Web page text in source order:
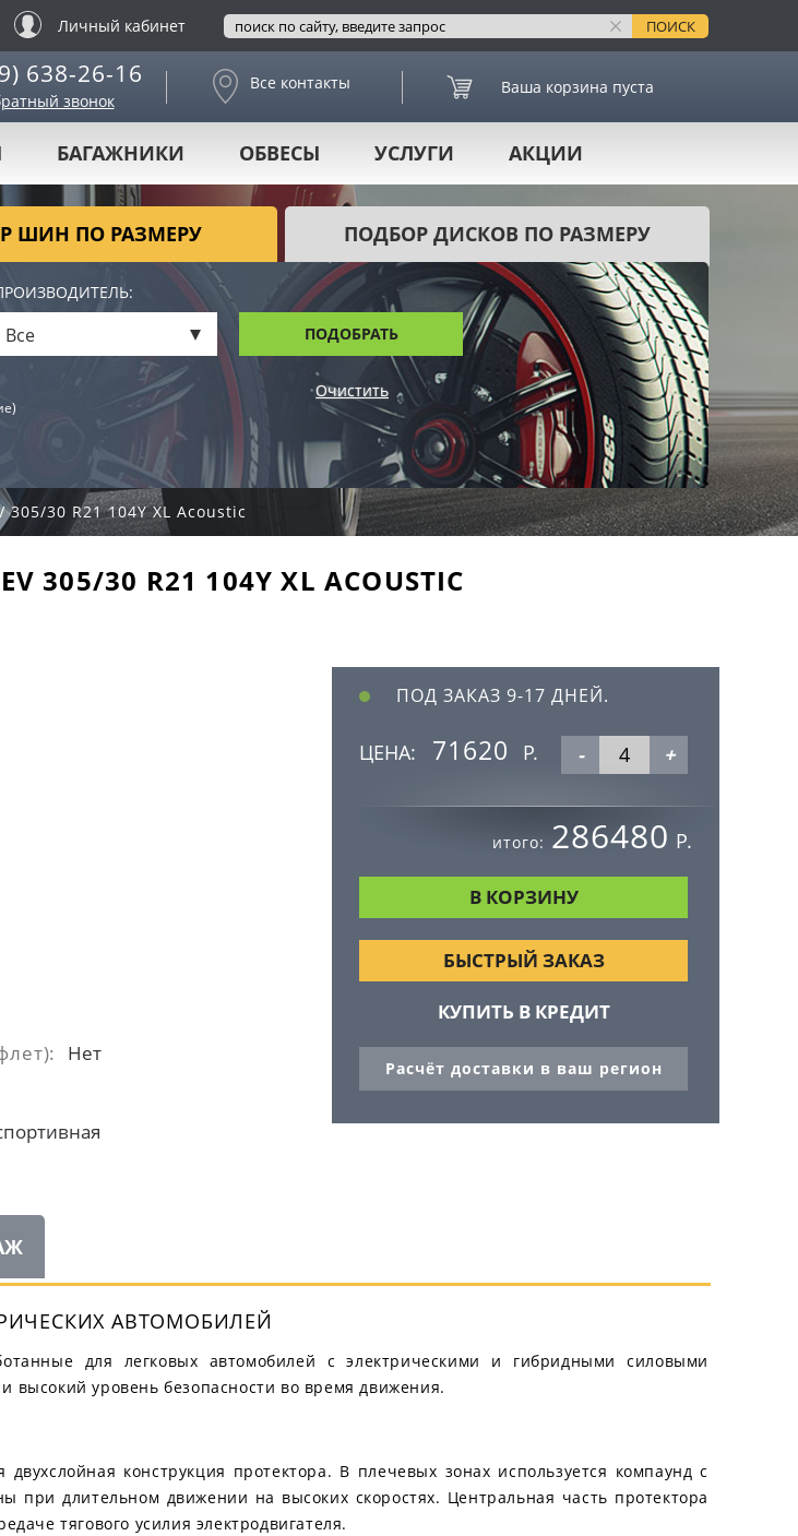
Личный кабинет
638-26-16
звонок
Все контакты Ваша корзина пуста
БАГАЖНИКИ ОБВЕСЫ УСЛУГИ АКЦИИ
ШИН ПО РАЗМЕРУ ПОДБОР ДИСКОВ ПО РАЗМЕРУ
Все ПОДОБРАТЬ
30 R21 104Y XL Acoustic
305/30 R21 104Y XL ACOUSTIC
Нет
ПОД ЗАКАЗ 9-17 ДНЕЙ.
ЦЕНА: 71620 Р. - +
итого: 286480 Р.
БЫСТРЫЙ ЗАКАЗ
КУПИТЬ В КРЕДИТ
Расчёт доставки в ваш регион
АВТОМОБИЛЕЙ
для легковых автомобилей с электрическими и гибридными силовыми
высокий уровень безопасности во время движения.
конструкция протектора. В плечевых зонах используется компаунд с
длительном движении на высоких скоростях. Центральная часть протектора
тягового усилия электродвигателя.